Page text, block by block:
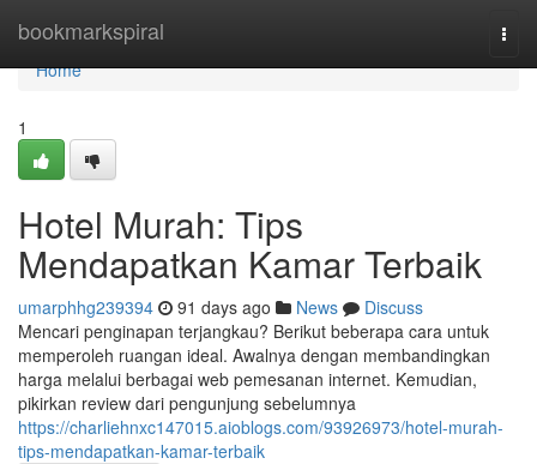
bookmarkspiral
Home
Home
1
Hotel Murah: Tips
Mendapatkan Kamar Terbaik
umarphhg239394 91 days ago News
Discuss
Mencari penginapan terjangkau? Berikut beberapa cara untuk
memperoleh ruangan ideal. Awalnya dengan membandingkan
harga melalui berbagai web pemesanan internet. Kemudian,
pikirkan review dari pengunjung sebelumnya
https://charliehnxc147015.aioblogs.com/93926973/hotel-murah-
tips-mendapatkan-kamar-terbaik